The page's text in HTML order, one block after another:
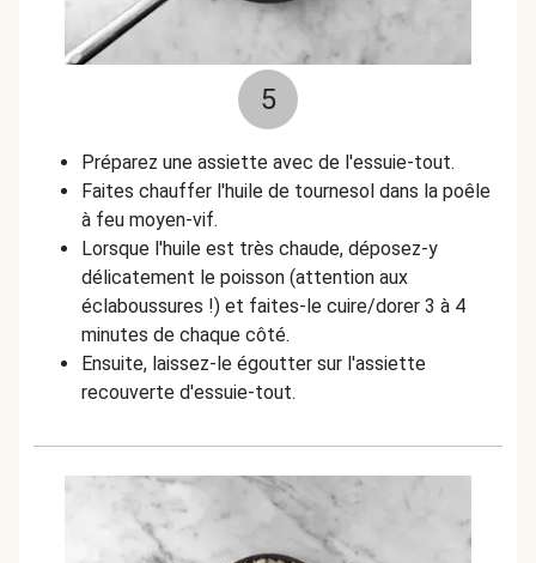
5
Préparez une assiette avec de l'essuie-tout.
Faites chauffer l'huile de tournesol dans la poêle
à feu moyen-vif.
Lorsque l'huile est très chaude, déposez-y
délicatement le poisson (attention aux
éclaboussures !) et faites-le cuire/dorer 3 à 4
minutes de chaque côté.
Ensuite, laissez-le égoutter sur l'assiette
recouverte d'essuie-tout.